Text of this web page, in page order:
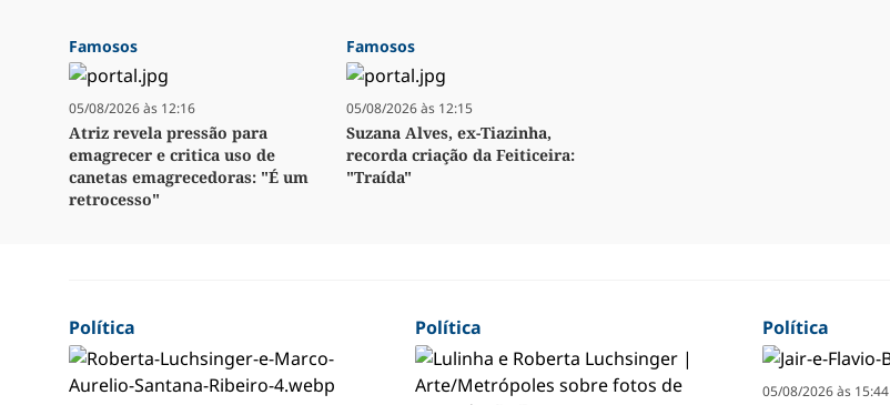
Famosos
05/08/2026 às 12:16
Atriz revela pressão para
emagrecer e critica uso de
canetas emagrecedoras: "É um
retrocesso"
Famosos
05/08/2026 às 12:15
Suzana Alves, ex-Tiazinha,
recorda criação da Feiticeira:
"Traída"
Política Política Política
05/08/2026 às 15:44